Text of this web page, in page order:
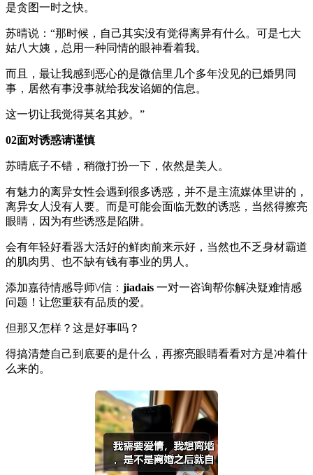
是贪图一时之快。
苏晴说：“那时候，自己其实没有觉得离异有什么。可是七大
姑八大姨，总用一种同情的眼神看着我。
而且，最让我感到恶心的是微信里几个多年没见的已婚男同
事，居然有事没事就给我发谄媚的信息。
这一切让我觉得莫名其妙。”
02面对诱惑请谨慎
苏晴底子不错，稍微打扮一下，依然是美人。
有魅力的离异女性会遇到很多诱惑，并不是主流媒体里讲的，
离异女人没有人要。而是可能会面临无数的诱惑，当然得擦亮
眼睛，因为有些诱惑是陷阱。
会有年轻好看器大活好的鲜肉前来示好，当然也不乏身材霸道
的肌肉男、也不缺有钱有事业的男人。
添加嘉待情感导师\/信： jiadais 一对一咨询帮你解决疑难情感
问题！让您重获有品质的爱。
但那又怎样？这是好事吗？
得搞清楚自己到底要的是什么，再擦亮眼睛看看对方是冲着什
么来的。